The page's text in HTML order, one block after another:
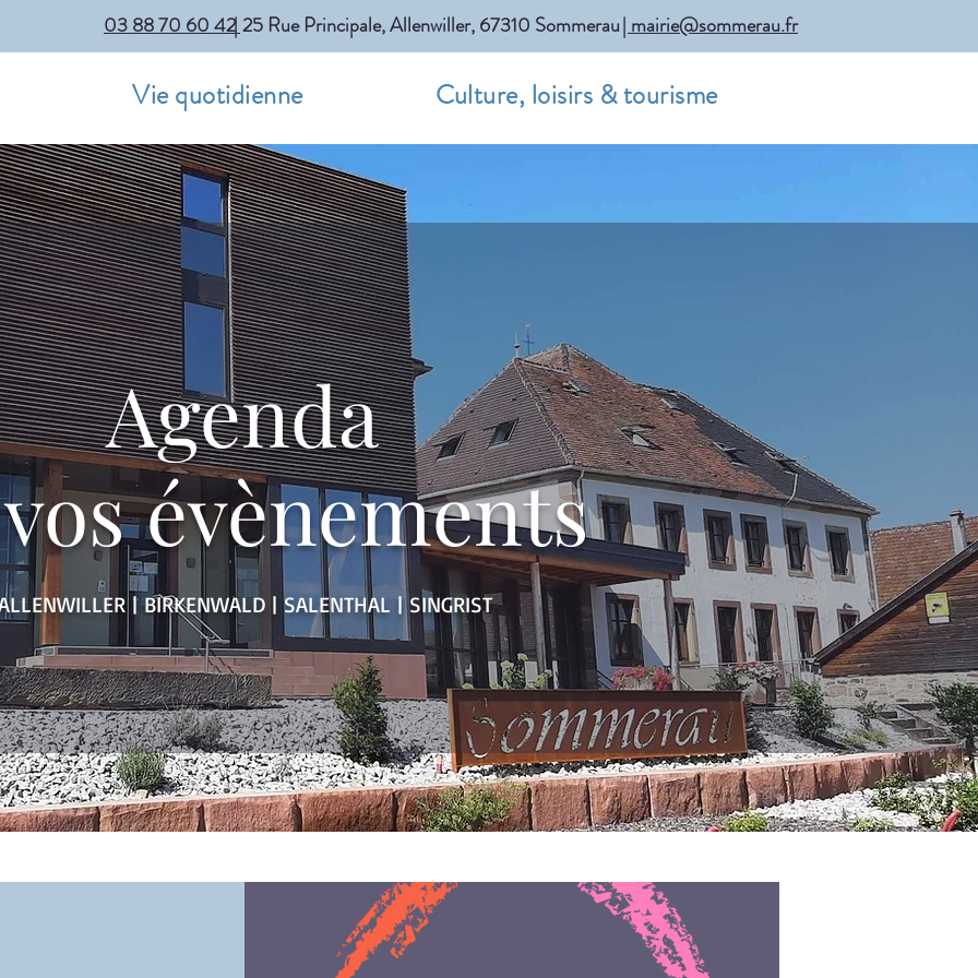
03 88 70 60 42 | mairie@sommerau.fr
| 25 Rue Principale, Allenwiller, 67310 Sommerau
Vie quotidienne Culture, loisirs & tourisme
Agenda
évènements
| BIRKENWALD | SALENTHAL | SINGRIST